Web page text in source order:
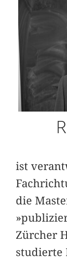
ist
die
Zürcher
studierte